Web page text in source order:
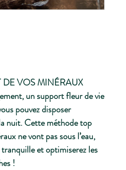
VOS MINÉRAUX
un support fleur de vie
pouvez disposer
nuit. Cette méthode top
ne vont pas sous l’eau,
et optimiserez les
!